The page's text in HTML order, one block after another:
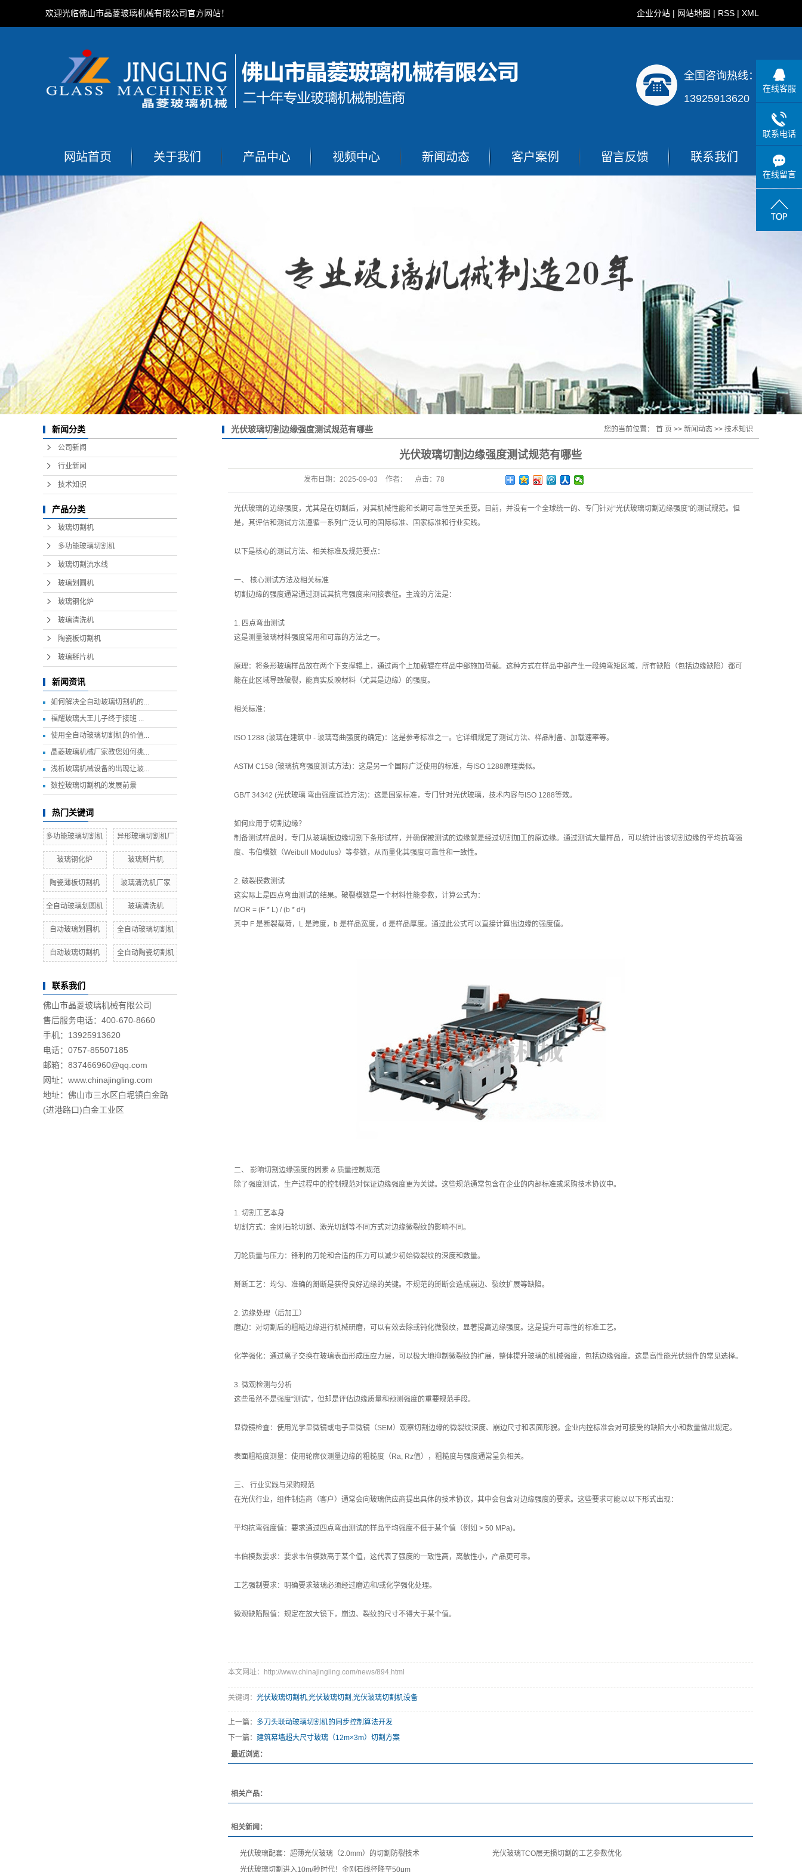
欢迎光临佛山市晶菱玻璃机械有限公司官方网站！ 企业分站 | 网站地图 | RSS | XML
全国咨询热线：
13925913620
网站首页 关于我们
联系我们
产品中心
玻璃划圆机
玻璃钢化炉
玻璃清洗机
陶瓷板切割机
玻璃掰片机
视频中心 新闻动态 客户案例 留言反馈 联系我们
新闻分类
公司新闻
行业新闻
技术知识
产品分类
玻璃切割机
多功能玻璃切割机
玻璃切割流水线
玻璃划圆机
玻璃钢化炉
玻璃清洗机
陶瓷板切割机
玻璃掰片机
新闻资讯
如何解决全自动玻璃切割机的...
福耀玻璃大王儿子终于接班 ...
使用全自动玻璃切割机的价值...
晶菱玻璃机械厂家教您如何挑...
浅析玻璃机械设备的出现让玻...
数控玻璃切割机的发展前景
热门关键词
多功能玻璃切割机 异形玻璃切割机厂
玻璃钢化炉 玻璃掰片机
陶瓷薄板切割机 玻璃清洗机厂家
全自动玻璃划圆机 玻璃清洗机
自动玻璃划圆机 全自动玻璃切割机
自动玻璃切割机 全自动陶瓷切割机
联系我们
佛山市晶菱玻璃机械有限公司
售后服务电话：400-670-8660
手机：13925913620
电话：0757-85507185
邮箱：837466960@qq.com
网址：www.chinajingling.com
地址：佛山市三水区白坭镇白金路
(进港路口)白金工业区
光伏玻璃切割边缘强度测试规范有哪些 您的当前位置： 首 页 >> 新闻动态 >> 技术知识
光伏玻璃切割边缘强度测试规范有哪些
发布日期： 2025-09-03 作者： 点击： 78
光伏玻璃的边缘强度，尤其是在切割后，对其机械性能和长期可靠性至关重要。目前，并没有一个全球统一的、专门针对“光伏玻璃切割边缘强度”的测试规范。但
是，其评估和测试方法遵循一系列广泛认可的国际标准、国家标准和行业实践。
以下是核心的测试方法、相关标准及规范要点：
一、 核心测试方法及相关标准
切割边缘的强度通常通过测试其抗弯强度来间接表征。主流的方法是：
1. 四点弯曲测试
这是测量玻璃材料强度常用和可靠的方法之一。
原理：将条形玻璃样品放在两个下支撑辊上，通过两个上加载辊在样品中部施加荷载。这种方式在样品中部产生一段纯弯矩区域，所有缺陷（包括边缘缺陷）都可
能在此区域导致破裂，能真实反映材料（尤其是边缘）的强度。
相关标准：
ISO 1288 (玻璃在建筑中 - 玻璃弯曲强度的确定)：这是参考标准之一。它详细规定了测试方法、样品制备、加载速率等。
ASTM C158 (玻璃抗弯强度测试方法)：这是另一个国际广泛使用的标准，与ISO 1288原理类似。
GB/T 34342 (光伏玻璃 弯曲强度试验方法)：这是国家标准，专门针对光伏玻璃，技术内容与ISO 1288等效。
如何应用于切割边缘？
制备测试样品时，专门从玻璃板边缘切割下条形试样，并确保被测试的边缘就是经过切割加工的原边缘。通过测试大量样品，可以统计出该切割边缘的平均抗弯强
度、韦伯模数（Weibull Modulus）等参数，从而量化其强度可靠性和一致性。
2. 破裂模数测试
这实际上是四点弯曲测试的结果。破裂模数是一个材料性能参数，计算公式为：
MOR = (F * L) / (b * d²)
其中 F 是断裂载荷，L 是跨度，b 是样品宽度，d 是样品厚度。通过此公式可以直接计算出边缘的强度值。
二、 影响切割边缘强度的因素 & 质量控制规范
除了强度测试，生产过程中的控制规范对保证边缘强度更为关键。这些规范通常包含在企业的内部标准或采购技术协议中。
1. 切割工艺本身
切割方式：金刚石轮切割、激光切割等不同方式对边缘微裂纹的影响不同。
刀轮质量与压力：锋利的刀轮和合适的压力可以减少初始微裂纹的深度和数量。
掰断工艺：均匀、准确的掰断是获得良好边缘的关键。不规范的掰断会造成崩边、裂纹扩展等缺陷。
2. 边缘处理（后加工）
磨边：对切割后的粗糙边缘进行机械研磨，可以有效去除或钝化微裂纹，显著提高边缘强度。这是提升可靠性的标准工艺。
化学强化：通过离子交换在玻璃表面形成压应力层，可以极大地抑制微裂纹的扩展，整体提升玻璃的机械强度，包括边缘强度。这是高性能光伏组件的常见选择。
3. 微观检测与分析
这些虽然不是强度“测试”，但却是评估边缘质量和预测强度的重要规范手段。
显微镜检查：使用光学显微镜或电子显微镜（SEM）观察切割边缘的微裂纹深度、崩边尺寸和表面形貌。企业内控标准会对可接受的缺陷大小和数量做出规定。
表面粗糙度测量：使用轮廓仪测量边缘的粗糙度（Ra, Rz值），粗糙度与强度通常呈负相关。
三、 行业实践与采购规范
在光伏行业，组件制造商（客户）通常会向玻璃供应商提出具体的技术协议，其中会包含对边缘强度的要求。这些要求可能以以下形式出现：
平均抗弯强度值：要求通过四点弯曲测试的样品平均强度不低于某个值（例如 > 50 MPa)。
韦伯模数要求：要求韦伯模数高于某个值，这代表了强度的一致性高，离散性小，产品更可靠。
工艺强制要求：明确要求玻璃必须经过磨边和/或化学强化处理。
微观缺陷限值：规定在放大镜下，崩边、裂纹的尺寸不得大于某个值。
本文网址：http://www.chinajingling.com/news/894.html
关键词： 光伏玻璃切割机,光伏玻璃切割 ,光伏玻璃切割机设备
上一篇： 多刀头联动玻璃切割机的同步控制算法开发
下一篇： 建筑幕墙超大尺寸玻璃（12m×3m）切割方案
最近浏览：
相关产品：
相关新闻：
光伏玻璃配套：超薄光伏玻璃（2.0mm）的切割防裂技术
光伏玻璃TCO层无损切割的工艺参数优化
光伏玻璃切割进入10m/秒时代！金刚石线径降至50μm
在线客服
联系电话
在线留言